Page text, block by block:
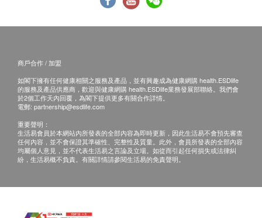
3. 如有其他損壞或遺漏查詢，顧客必須保留有效收據
熱線: (852) 3151-2288
商戶合作 / 加盟
如閣下擁有任何健康相關之服務及產品，並有興趣成為健康網購 health.ESDlife
的服務及產品供應商，歡迎與健康網購 health.ESDlife業務發展部聯絡。我們會
於2個工作天內回覆，為閣下提供更多有關合作詳情。
電郵: partnership@esdlife.com
重要聲明：
生活易會員於本網站內所發表的全部內容為即時更新，因此生活易不會預先審查
任何內容，並不會保證其準確性、完整性及質量。此外，會員所發表的全部內容
均屬個人意見，並不代表生活易之言論及立場。如從而引起任何損失或法律糾
紛，生活易概不負責。有關詳情請參閱生活易的免責聲明。